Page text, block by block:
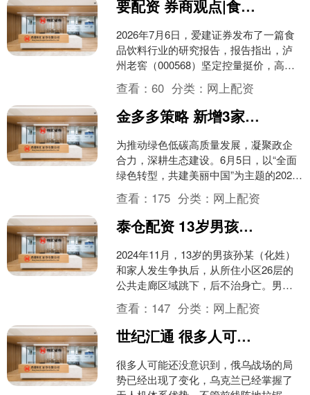
要配资 券商观点|食品饮料行业跟踪报告：泸州老窖坚定控量挺价，高分红强化股东回报
2026年7月6日，爱建证券发布了一篇食
品饮料行业的研究报告，报告指出，泸
州老窖（000568）坚定控量挺价，高分
红强化股东回报。 报告具体内容如下：
周度跟踪....
查看：60 分类： 网上配资
金多多策略 新增3家国家级绿色工厂，金桥开发区六五环境日暨生态文化宣传活动举行
为推动绿色低碳高质量发展，凝聚政企
合力，深耕生态建设。6月5日，以“全面
绿色转型，共建美丽中国”为主题的2026
年金桥开发区六五环境日宣传活动暨第
十五届金桥生态....
查看： 175 分类： 网上配资
泰仓配资 13岁男孩与父亲吵架后从26楼走廊跳下身亡，法院：物业担责20%，赔偿20.8万
2024年11月，13岁的男孩孙某（化姓）
和家人发生争执后，从所住小区26层的
公共走廊区域跳下，后不治身亡。男孩
家属将小区物业告上法庭，认为公共走
廊窗户安全锁扣....
查看： 147 分类： 网上配资
世纪汇通 很多人可能还没意识到，俄乌战场的局势已经出现了变化，乌克兰已经掌握了
很多人可能还没意识到，俄乌战场的局
势已经出现了变化，乌克兰已经掌握了